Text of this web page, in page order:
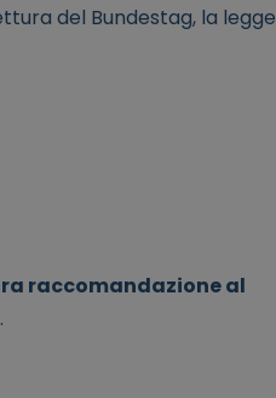
del Bundestag, la legge
raccomandazione al